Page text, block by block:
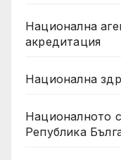
Национална
акредитация
Национална
Националното
Република